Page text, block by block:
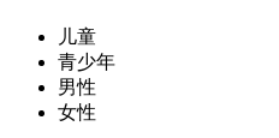
儿童
青少年
男性
女性